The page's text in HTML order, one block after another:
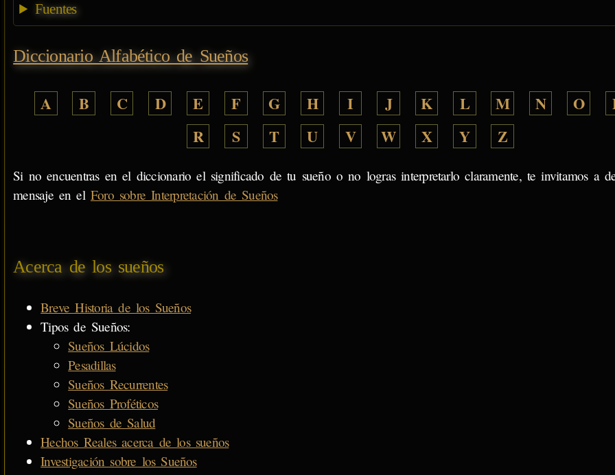
Fuentes
Diccionario Alfabético de Sueños
A B C D E F G H I J K L M N O
R
S T U V W X Y Z
Si no encuentras en el diccionario el significado de tu sueño o no logras interpretarlo claramente, te invitamos a
mensaje en el Foro sobre Interpretación de Sueños
Acerca de los sueños
Breve Historia de los Sueños
Tipos de Sueños:
Sueños Lúcidos
Pesadillas
Sueños Recurrentes
Sueños Proféticos
Sueños de Salud
Hechos Reales acerca de los sueños
Investigación sobre los Sueños